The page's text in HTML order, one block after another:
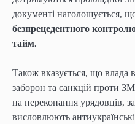
документі наголошується,
безпрецедентного
тайм.
Також вказується, що влада
заборон та санкцій проти
на переконання урядовців,
висловлюють